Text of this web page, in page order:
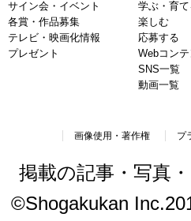
サイン会・イベント
各賞・作品募集
テレビ・映画化情報
プレゼント
学ぶ・育て
楽しむ
応募する
Webコン
SNS一覧
動画一覧
画像使用・著作権 プ
掲載の記事・写真
©Shogakukan